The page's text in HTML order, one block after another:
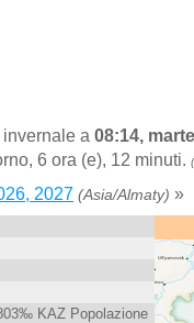
a 08:14,
6 ora (e), 12 minuti.
2027 (Asia/Almaty) »
KAZ Popolazione